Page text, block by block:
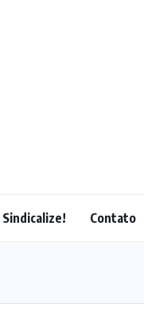
Sindicalize! Contato